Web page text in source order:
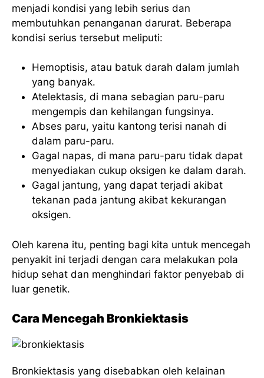
menjadi kondisi yang lebih serius dan
membutuhkan penanganan darurat. Beberapa
kondisi serius tersebut meliputi:
Hemoptisis, atau batuk darah dalam jumlah
yang banyak.
Atelektasis, di mana sebagian paru-paru
mengempis dan kehilangan fungsinya.
Abses paru, yaitu kantong terisi nanah di
dalam paru-paru.
Gagal napas, di mana paru-paru tidak dapat
menyediakan cukup oksigen ke dalam darah.
Gagal jantung, yang dapat terjadi akibat
tekanan pada jantung akibat kekurangan
oksigen.
Oleh karena itu, penting bagi kita untuk mencegah
penyakit ini terjadi dengan cara melakukan pola
hidup sehat dan menghindari faktor penyebab di
luar genetik.
Cara Mencegah Bronkiektasis
Bronkiektasis yang disebabkan oleh kelainan